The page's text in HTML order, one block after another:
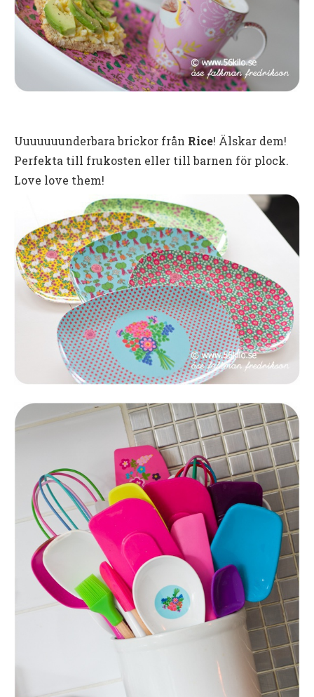
Uuuuuuunderbara brickor från Rice! Älskar dem!
Perfekta till frukosten eller till barnen för plock.
Love love them!